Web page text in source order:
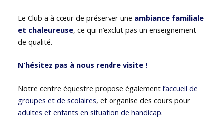
Le Club a à cœur de préserver une ambiance familiale
et chaleureuse, ce qui n’exclut pas un enseignement
de qualité.
N’hésitez pas à nous rendre visite !
Notre centre équestre propose égalementl’accueil de
groupes et de scolaires, et organise des cours pour
adultes et enfants en situation de handicap.